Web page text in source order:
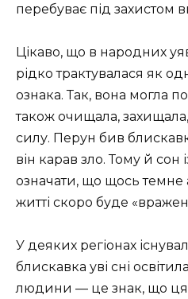
перебуває під захистом
Цікаво, що в народних
рідко трактувалася як
ознака. Так, вона могла
також очищала,
силу. Перун бив
він карав зло. Тому й сон
означати, що щось
житті скоро буде
У деяких регіонах
блискавка уві сні
людини — це знак, що